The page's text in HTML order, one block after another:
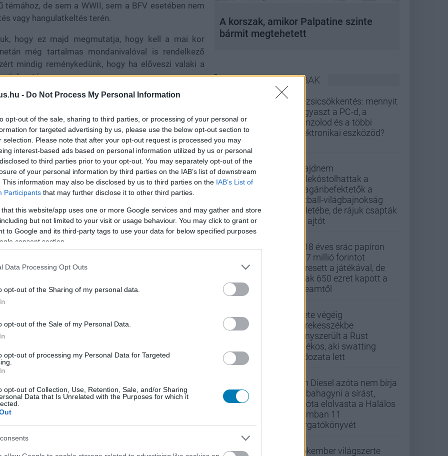
- Do Not Process My Personal Information
opt-out of the sale, sharing to third parties, or processing of your personal or
for targeted advertising by us, please use the below opt-out section to
selection. Please note that after your opt-out request is processed you may
interest-based ads based on personal information utilized by us or personal
to third parties prior to your opt-out. You may separately opt-out of the
of your personal information by third parties on the IAB’s list of downstream
This information may also be disclosed by us to third parties on the IAB’s List of
Participants that may further disclose it to other third parties.
that this website/app uses one or more Google services and may gather and store
but not limited to your visit or usage behaviour. You may click to grant or
to Google and its third-party tags to use your data for below specified purposes
consent section.
Data Processing Opt Outs
opt-out of the Sharing of my personal data.
opt-out of the Sale of my Personal Data.
opt-out of processing my Personal Data for Targeted
opt-out of Collection, Use, Retention, Sale, and/or Sharing
Data that Is Unrelated with the Purposes for which it
de sem a WWII, sem a BFV esetében nem
vagy hangulatkeltés terén.
hogy ez majd megmutatja, hogy kell a mai kor
még tartalmas mondanivalóval is rendelkező
mindig reménykedünk, hogy ha előveszi valaki a
aztán.
de többnyire durván középszerű kampányt
lövöldözés, robbantgatás, meg túlhasznált klisék.
elmének, aki képtelen minimális kihívással,
bármit is kezdeni.
a gonoszok tipikus gonoszhangon beszélnek,
filmkészítők igyekeznek folyamatosan éreztetni a
ahogy itt is, de pont nem egy második
hogy kik a rosszak. Igen, a nácik. Igen, a
emberek, itt sem kellett volna primitív módon
(akik közül az egyiket Dominic Monaghan alakítja)
eldobható főgonoszai, akiknek csak az a szerepe,
kibontakozik. Spoileres területre nem
bejátszhatott volna egy pálfordulás, amit nem
A korszak, amikor Palpatine szinte
bármit megtehetett
LEGOLVASOTTABBAK
Rezsicsökkentés: mennyit
fogyaszt a PC-d, a
konzolod és a többi
elektronikai eszközöd?
Majdnem
belekóstolhattak a
magánbefektetők a
futball-világbajnokság
üzletébe, de rájuk csapták
az ajtót
A 18 éves srác papíron
437 millió forintot
keresett a játékával, de
csak 650 ezret kapott a
Steamtől
Élete végéig
kerekesszékbe
kényszerült a Rust
játékos, aki swatting
áldozata lett
Vin Diesel azóta nem bírja
abbahagyni a sírást,
mióta elolvasta a Halálos
iramban 11
forgatókönyvét
Pókember világszerte